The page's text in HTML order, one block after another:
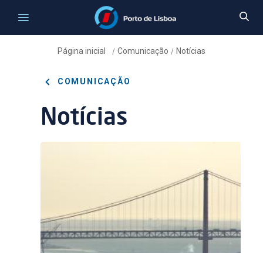
Página inicial / Comunicação / Notícias
COMUNICAÇÃO
Notícias